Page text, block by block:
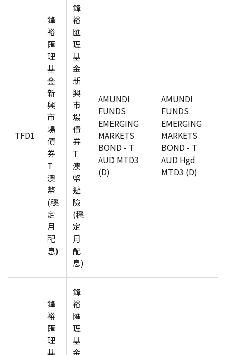
TFD1
鋒
裕
匯
理
基
金
新
興
市
場
債
券
T
澳
幣
(穩
定
月
配
息)
鋒
裕
匯
理
基
金
新
興
市
場
債
券
T
澳
幣
避
險
(穩
定
月
配
息)
AMUNDI
FUNDS
EMERGING
MARKETS
BOND - T
AUD MTD3
(D)
AMUNDI
FUNDS
EMERGING
MARKETS
BOND - T
AUD Hgd
MTD3 (D)
鋒
裕
匯
理
基
鋒
裕
匯
理
基
金